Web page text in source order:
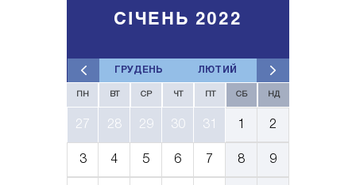
ГРУДЕНЬ ЛЮТИЙ
СІЧЕНЬ 2022
ПН ВТ СР ЧТ СБ НД
27 28 29 30 31 2
3 4 5 6 7 8 9